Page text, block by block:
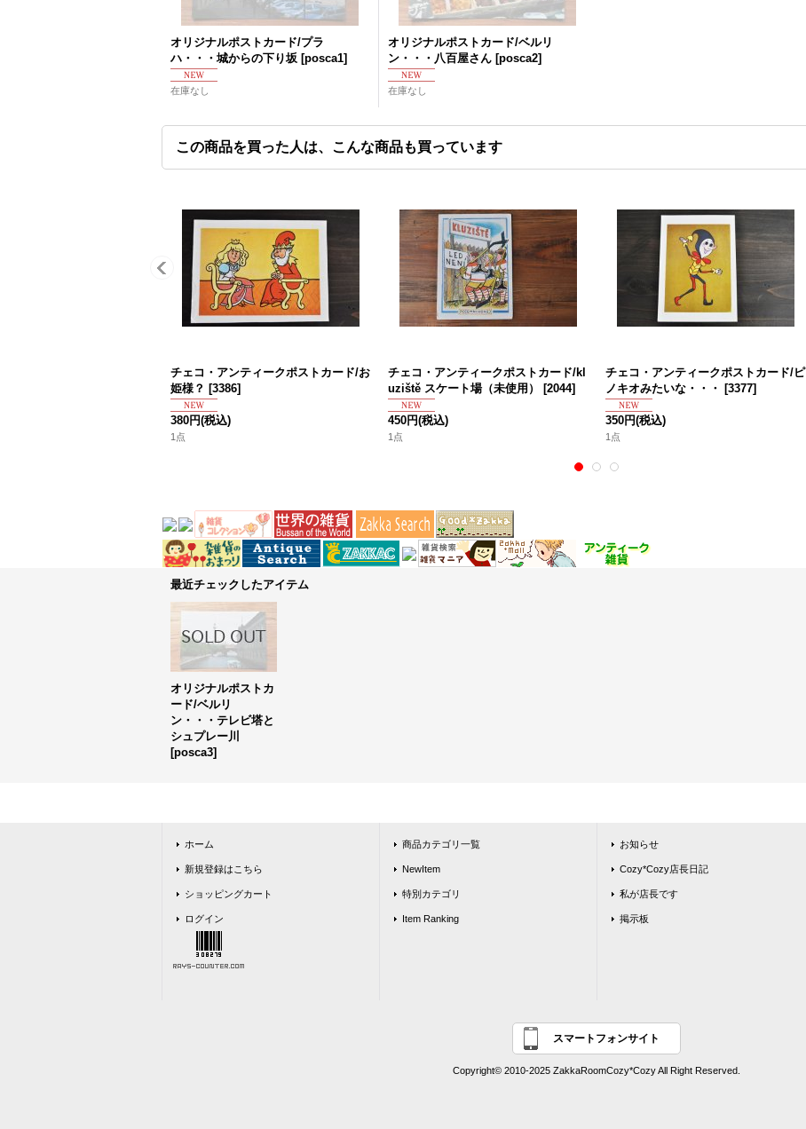
オリジナルポストカード/プラ
ハ・・・城からの下り坂 [posca1]
在庫なし
オリジナルポストカード/ベルリ
ン・・・八百屋さん [posca2]
在庫なし
この商品を買った人は、こんな商品も買っています
チェコ・アンティークポストカード/お
姫様？ [3386]
380円(税込)
1点
チェコ・アンティークポストカード/kl
uziště スケート場（未使用）
[2044]
450円(税込)
1点
チェコ・アンティークポストカード/ピ
ノキオみたいな・・・
[3377]
350円(税込)
1点
最近チェックしたアイテム
オリジナルポストカ
ード/ベルリ
ン・・・テレビ塔と
シュプレー川
[posca3]
ホーム
新規登録はこちら
ショッピングカート
ログイン
商品カテゴリ一覧
NewItem
特別カテゴリ
Item Ranking
お知らせ
Cozy*Cozy店長日記
私が店長です
掲示板
スマートフォンサイト
Copyright© 2010-2025 ZakkaRoomCozy*Cozy All Right Reserved.